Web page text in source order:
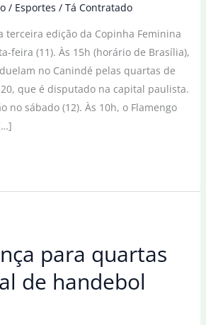
/ Esportes / Tá Contratado
terceira edição da Copinha Feminina
feira (11). Às 15h (horário de Brasília),
no Canindé pelas quartas de
que é disputado na capital paulista.
no sábado (12). Às 10h, o Flamengo
para quartas
de handebol